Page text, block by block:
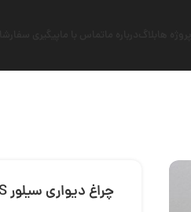
چراغ دیواری سیلور Ripple pin S